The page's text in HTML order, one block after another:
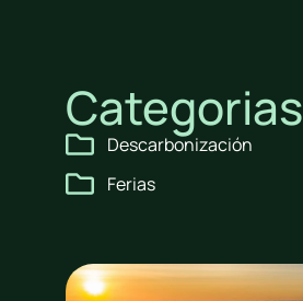
Categorias
Descarbonización
Ferias